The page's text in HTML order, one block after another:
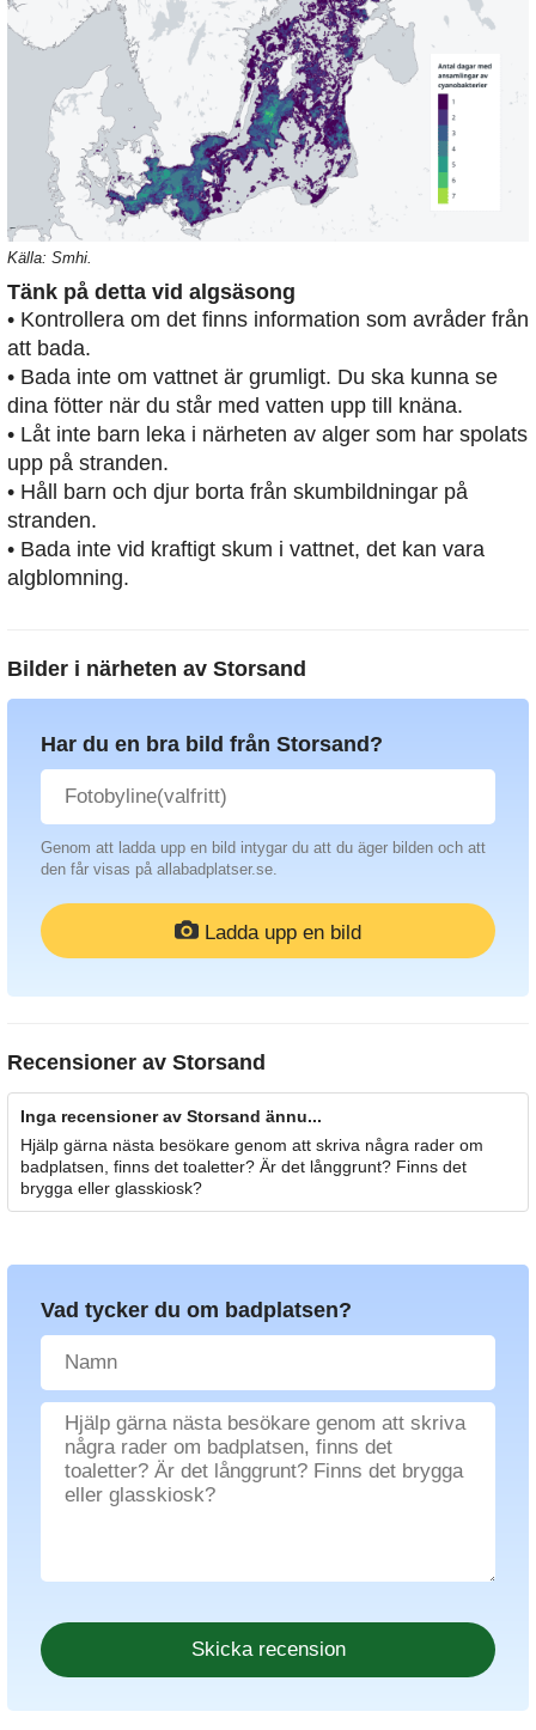
Källa: Smhi.
Tänk på detta vid algsäsong
• Kontrollera om det finns information som avråder från
att bada.
• Bada inte om vattnet är grumligt. Du ska kunna se
dina fötter när du står med vatten upp till knäna.
• Låt inte barn leka i närheten av alger som har spolats
upp på stranden.
• Håll barn och djur borta från skumbildningar på
stranden.
• Bada inte vid kraftigt skum i vattnet, det kan vara
algblomning.
Bilder i närheten av Storsand
Har du en bra bild från Storsand?
Genom att ladda upp en bild intygar du att du äger bilden och att
den får visas på allabadplatser.se.
Ladda upp en bild
Recensioner av Storsand
Inga recensioner av Storsand ännu...
Hjälp gärna nästa besökare genom att skriva några rader om
badplatsen, finns det toaletter? Är det långgrunt? Finns det
brygga eller glasskiosk?
Vad tycker du om badplatsen?